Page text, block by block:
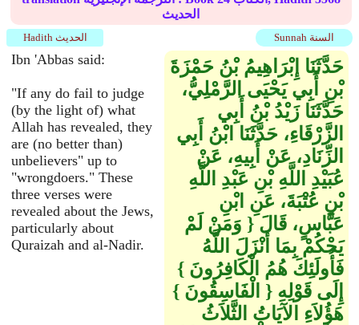
الحديث
Sunnah السنة Hadith الحديث
Ibn 'Abbas said:
"If any do fail to judge
(by the light of) what
Allah has revealed, they
are (no better than)
unbelievers" up to
"wrongdoers." These
three verses were
revealed about the Jews,
particularly about
Quraizah and al-Nadir.
حَدَّثَنَا إِبْرَاهِيمُ بْنُ حَمْزَةَ
بْنِ أَبِي يَحْيَى الرَّمْلِيُّ،
حَدَّثَنَا زَيْدُ بْنُ أَبِي
الزَّرْقَاءِ، حَدَّثَنَا ابْنُ أَبِي
الزِّنَادِ، عَنْ أَبِيهِ، عَنْ
عُبَيْدِ اللَّهِ بْنِ عَبْدِ اللَّهِ
بْنِ عُتْبَةَ، عَنِ ابْنِ
عَبَّاسٍ، قَالَ ‏{‏ وَمَنْ لَمْ
يَحْكُمْ بِمَا أَنْزَلَ اللَّهُ
فَأُولَئِكَ هُمُ الْكَافِرُونَ ‏}‏
إِلَى قَوْلِهِ ‏{‏ الْفَاسِقُونَ ‏}‏
هَؤُلاَءِ الآيَاتُ الثَّلاَثُ